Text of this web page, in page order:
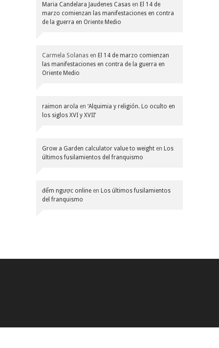
Maria Candelara Jaudenes Casas en El 14 de
marzo comienzan las manifestaciones en contra
de la guerra en Oriente Medio
Carmela Solanas en El 14 de marzo comienzan
las manifestaciones en contra de la guerra en
Oriente Medio
raimon arola en ‘Alquimia y religión. Lo oculto en
los siglos XVI y XVII’
Grow a Garden calculator value to weight en Los
últimos fusilamientos del franquismo
đếm ngược online en Los últimos fusilamientos
del franquismo